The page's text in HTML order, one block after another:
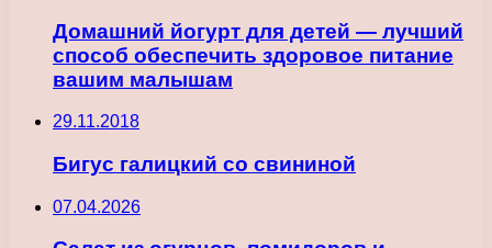
Домашний йогурт для детей — лучший
способ обеспечить здоровое питание
вашим малышам
29.11.2018
Бигус галицкий со свининой
07.04.2026